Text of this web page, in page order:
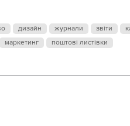
дизайн журнали звіти
маркетинг
поштові листівки